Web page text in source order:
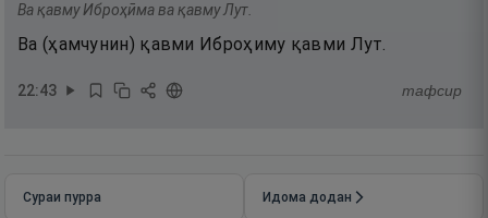
Ва қавму Иброҳӣма ва қавму Лут.
Ва (ҳамчунин) қавми Иброҳиму қавми Лут.
22:43 тафсир
Сураи пурра Идома додан